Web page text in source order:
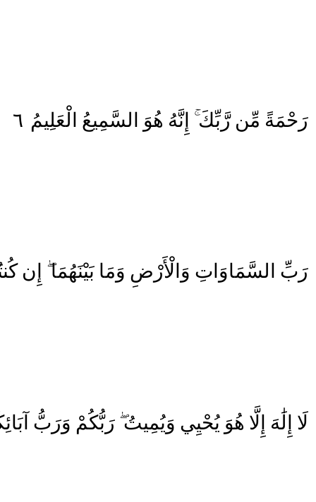
رَحْمَةً مِّن رَّبِّكَ إِنَّهُ هُوَ السَّمِيعُ الْعَلِيمُ ٦
رَبِّ السَّمَاوَاتِ وَالْأَرْضِ وَمَا بَيْنَهُمَا إِن
لَا إِلَٰهَ إِلَّا هُوَ يُحْيِي وَيُمِيتُ رَبُّكُمْ وَرَبُّ